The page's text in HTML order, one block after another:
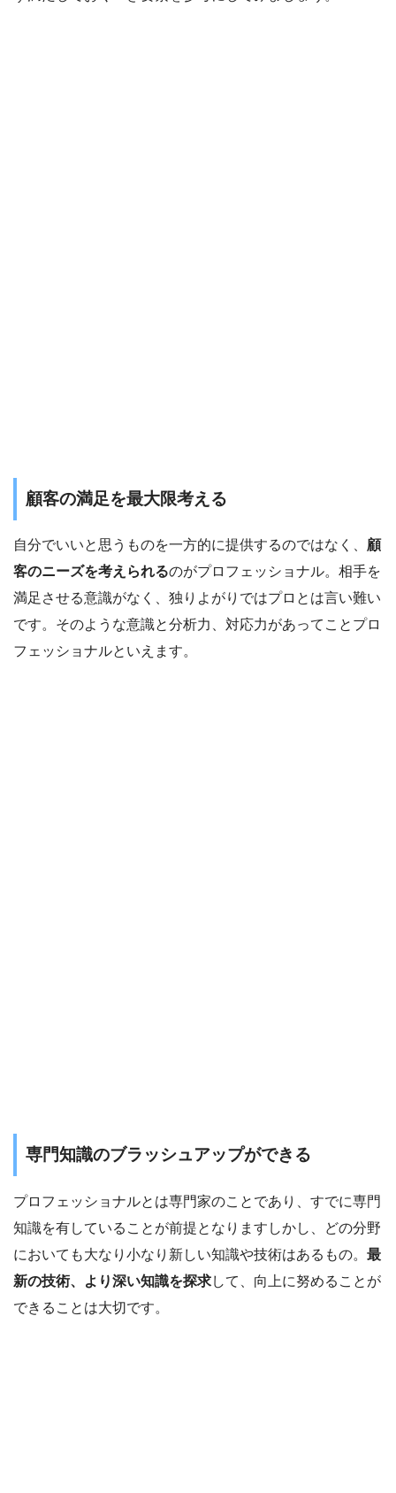
顧客の満足を最大限考える
自分でいいと思うものを一方的に提供するのではなく、 顧
客のニーズを考えられるのがプロフェッショナル。相手を
満足させる意識がなく、独りよがりではプロとは言い難い
です。そのような意識と分析力、対応力があってことプロ
フェッショナルといえます。
専門知識のブラッシュアップができる
プロフェッショナルとは専門家のことであり、すでに専門
知識を有していることが前提となりますしかし、どの分野
においても大なり小なり新しい知識や技術はあるもの。 最
新の技術、より深い知識を探求して、向上に努めることが
できることは大切です。